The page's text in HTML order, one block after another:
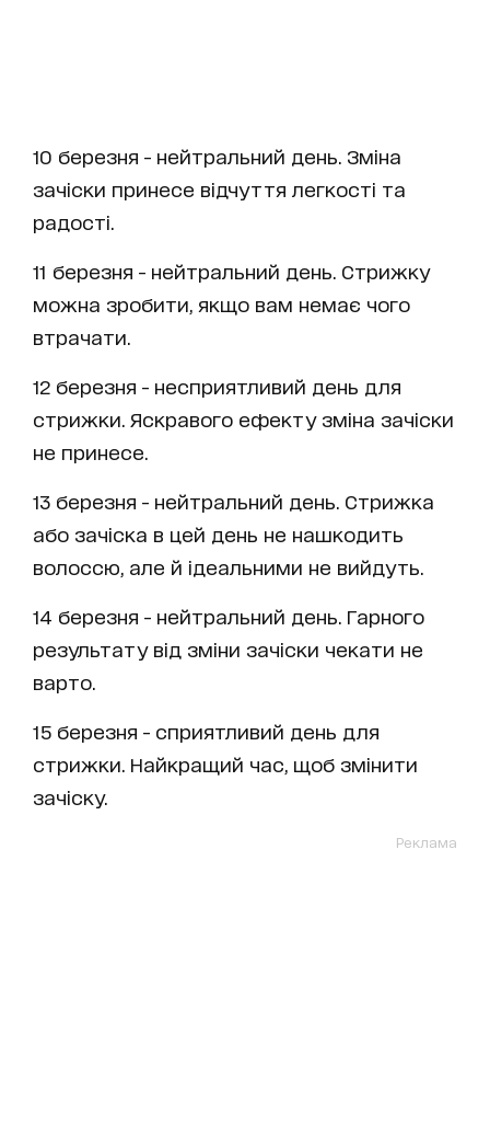
10 березня - нейтральний день. Зміна
зачіски принесе відчуття легкості та
радості.
11 березня - нейтральний день. Стрижку
можна зробити, якщо вам немає чого
втрачати.
12 березня - несприятливий день для
стрижки. Яскравого ефекту зміна зачіски
не принесе.
13 березня - нейтральний день. Стрижка
або зачіска в цей день не нашкодить
волоссю, але й ідеальними не вийдуть.
14 березня - нейтральний день. Гарного
результату від зміни зачіски чекати не
варто.
15 березня - сприятливий день для
стрижки. Найкращий час, щоб змінити
зачіску.
Реклама